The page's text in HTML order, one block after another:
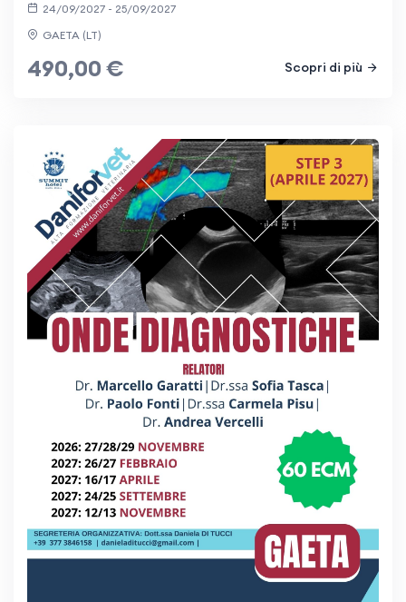
24/09/2027 - 25/09/2027
GAETA (LT)
490,00 € Scopri di più